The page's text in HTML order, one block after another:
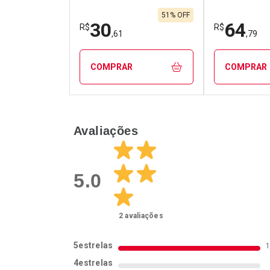
R$30,61
51% OFF
COMPRAR
Laboratório
Por Menos
R$64,79
COMPRAR
Avaliações
5.0
2 avaliações
5estrelas
4estrelas